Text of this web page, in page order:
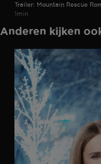
Trailer: Mountain Rescue
1min
Anderen kijken